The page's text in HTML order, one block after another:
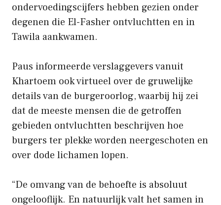
ondervoedingscijfers hebben gezien onder
degenen die El-Fasher ontvluchtten en in
Tawila aankwamen.
Paus informeerde verslaggevers vanuit
Khartoem ook virtueel over de gruwelijke
details van de burgeroorlog, waarbij hij zei
dat de meeste mensen die de getroffen
gebieden ontvluchtten beschrijven hoe
burgers ter plekke worden neergeschoten en
over dode lichamen lopen.
“De omvang van de behoefte is absoluut
ongelooflijk. En natuurlijk valt het samen in